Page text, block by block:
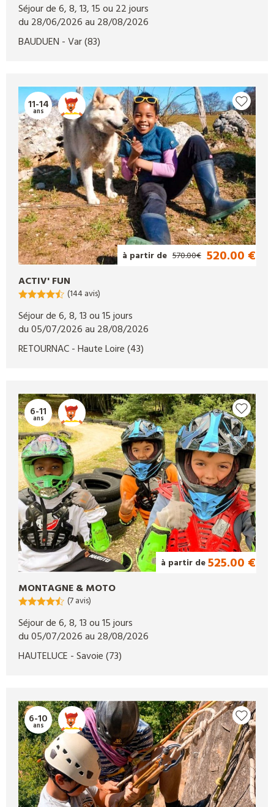
Séjour de 6, 8, 13, 15 ou 22 jours
du 28/06/2026 au 28/08/2026
BAUDUEN - Var(83)
11-14
ans
à partir de 570.00€ 520.00 €
ACTIV' FUN
(144 avis)
Séjour de 6, 8, 13 ou 15 jours
du 05/07/2026 au 28/08/2026
RETOURNAC- Haute Loire(43)
6-11
ans
à partir de525.00 €
MONTAGNE & MOTO
(7 avis)
Séjour de 6, 8, 13 ou 15 jours
du 05/07/2026 au 28/08/2026
HAUTELUCE - Savoie(73)
6-10
ans